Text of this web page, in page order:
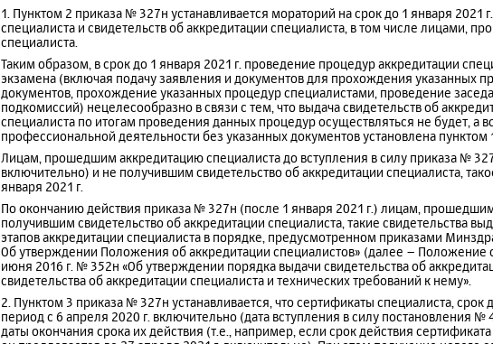
1. Пунктом 2 приказа № 327н устанавливается мораторий на срок до 1 января 2021
специалиста и свидетельств об аккредитации специалиста, в том числе лицами,
специалиста.
Таким образом, в срок до 1 января 2021 г. проведение процедур аккредитации
экзамена (включая подачу заявления и документов для прохождения указанных
документов, прохождение указанных процедур специалистами, проведение
подкомиссий) нецелесообразно в связи с тем, что выдача свидетельств об
специалиста по итогам проведения данных процедур осуществляться не будет, а
профессиональной деятельности без указанных документов установлена
Лицам, прошедшим аккредитацию специалиста до вступления в силу приказа №
включительно) и не получившим свидетельство об аккредитации специалиста,
января 2021 г.
По окончанию действия приказа № 327н (после 1 января 2021 г.) лицам,
получившим свидетельство об аккредитации специалиста, такие свидетельства
этапов аккредитации специалиста в порядке, предусмотренном приказами
Об утверждении Положения об аккредитации специалистов» (далее – Положение
июня 2016 г. № 352н «Об утверждении порядка выдачи свидетельства об
свидетельства об аккредитации специалиста и технических требований к нему».
2. Пунктом 3 приказа № 327н устанавливается, что сертификаты специалиста, срок
период с 6 апреля 2020 г. включительно (дата вступления в силу постановления
даты окончания срока их действия (т.е., например, если срок действия